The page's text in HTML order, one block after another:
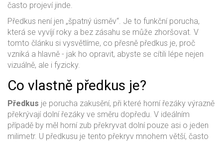
často projeví jinde.
Předkus není jen „špatný úsměv“. Je to funkční porucha,
která se vyvíjí roky a bez zásahu se může zhoršovat. V
tomto článku si vysvětlíme, co přesně předkus je, proč
vzniká a hlavně - jak ho opravit, abyste se cítili lépe nejen
vizuálně, ale i fyzicky.
Co vlastně předkus je?
Předkus je porucha zakusění, při které horní řezáky výrazně
překrývají dolní řezáky ve směru dopředu. V ideálním
případě by měl horní zub překryvat dolní pouze asi o jeden
milimetr. U předkusu je tento překryv mnohem větší, často